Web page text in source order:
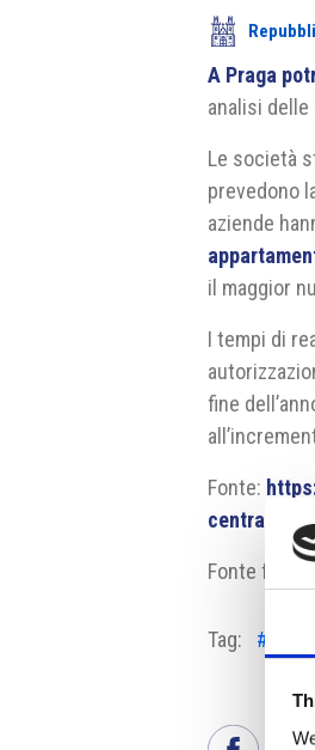
A Praga
analisi
Le società
prevedono
aziende
il maggior
I tempi di
fine
Fonte:
central-
Fonte
Tag: